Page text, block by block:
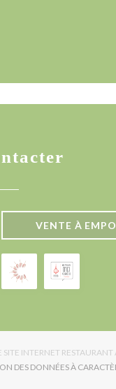
VENTE À
INTERNET RESTAURANT
DES DONNÉES À
((OUVRE UNE